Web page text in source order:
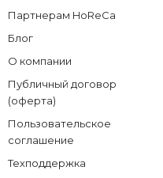
Партнерам HoReCa
Блог
О компании
Публичный договор
(оферта)
Пользовательское
соглашение
Техподдержка